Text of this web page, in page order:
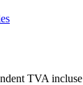
TVA